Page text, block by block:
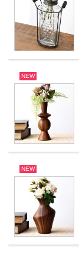
NEW
NEW